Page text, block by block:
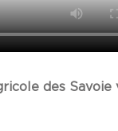
des